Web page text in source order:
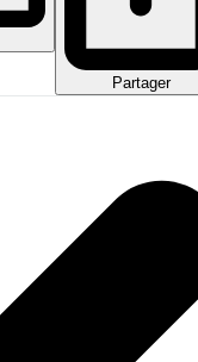
Partager